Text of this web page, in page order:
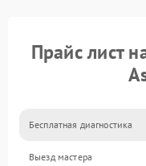
Прайс лист
Бесплатная диагностика
Выезд мастера